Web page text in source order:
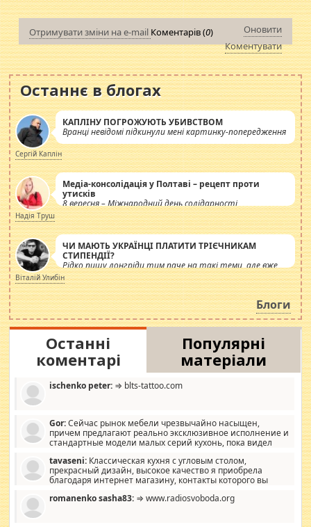
Отримувати зміни на e-mail Коментарів (0)
Оновити
Коментувати
Останнє в блогах
КАПЛІНУ ПОГРОЖУЮТЬ УБИВСТВОМ
Вранці невідомі підкинули мені картинку-попередження
Сергій Каплін
Медіа-консолідація у Полтаві – рецепт проти
утисків
8 вересня – Міжнародний день солідарності
журналістів.
Надія Труш
ЧИ МАЮТЬ УКРАЇНЦІ ПЛАТИТИ ТРІЄЧНИКАМ
СТИПЕНДІЇ?
Рідко пишу лонгріди тим паче на такі теми, але вже
просто дістало! Обурюють сьогоднішні інсенуації
навколо стипендіального питання. Штучно
роздувається ще одна соціальна катастрофа.
Віталій Улибін
Блоги
Останні
коментарі
Популярні
матеріали
ischenko peter: ⇒ blts-tattoo.com
Gor:Сейчас рынок мебели чрезвычайно насыщен,
причем предлагают реально эксклюзивное исполнение и
стандартные модели малых серий кухонь, пока видел
стандартные формы, в MebelOk, креативненько и что главное -
со вкусом все в порядке, без ненужных наворотов удорожающих
мебель, а это не последний фактор.
tavaseni: Классическая кухня с угловым столом,
прекрасный дизайн, высокое качество я приобрела
благодаря интернет магазину, контакты которого вы
romanenko sasha83: ⇒ www.radiosvoboda.org